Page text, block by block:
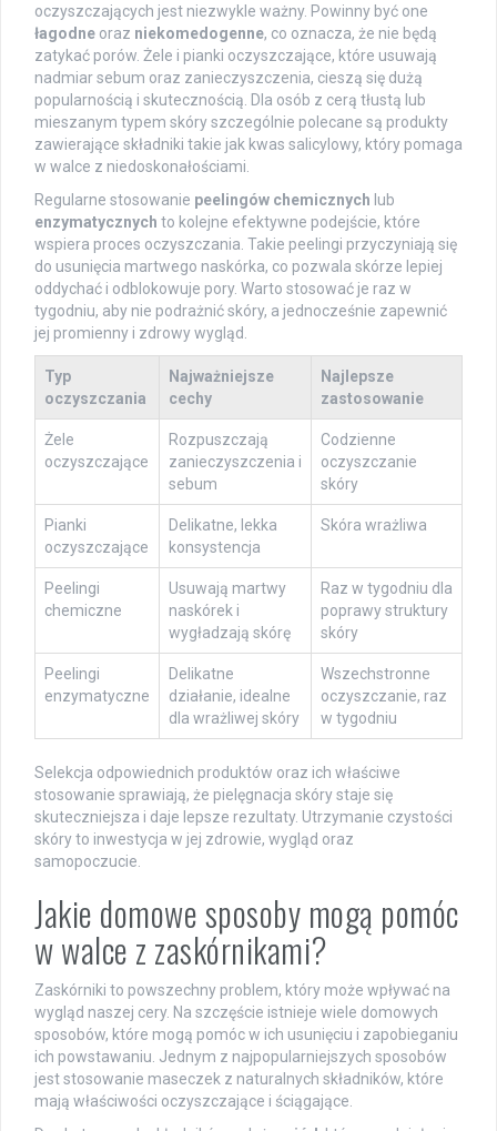
oczyszczających jest niezwykle ważny. Powinny być one
łagodne oraz niekomedogenne, co oznacza, że nie będą
zatykać porów. Żele i pianki oczyszczające, które usuwają
nadmiar sebum oraz zanieczyszczenia, cieszą się dużą
popularnością i skutecznością. Dla osób z cerą tłustą lub
mieszanym typem skóry szczególnie polecane są produkty
zawierające składniki takie jak kwas salicylowy, który pomaga
w walce z niedoskonałościami.
Regularne stosowanie peelingów chemicznych lub
enzymatycznych to kolejne efektywne podejście, które
wspiera proces oczyszczania. Takie peelingi przyczyniają się
do usunięcia martwego naskórka, co pozwala skórze lepiej
oddychać i odblokowuje pory. Warto stosować je raz w
tygodniu, aby nie podrażnić skóry, a jednocześnie zapewnić
jej promienny i zdrowy wygląd.
Typ
oczyszczania
Najważniejsze
cechy
Najlepsze
zastosowanie
Żele
oczyszczające
Rozpuszczają
zanieczyszczenia i
sebum
Codzienne
oczyszczanie
skóry
Pianki
oczyszczające
Delikatne, lekka
konsystencja
Skóra wrażliwa
Peelingi
chemiczne
Usuwają martwy
naskórek i
wygładzają skórę
Raz w tygodniu dla
poprawy struktury
skóry
Peelingi
enzymatyczne
Delikatne
działanie, idealne
dla wrażliwej skóry
Wszechstronne
oczyszczanie, raz
w tygodniu
Selekcja odpowiednich produktów oraz ich właściwe
stosowanie sprawiają, że pielęgnacja skóry staje się
skuteczniejsza i daje lepsze rezultaty. Utrzymanie czystości
skóry to inwestycja w jej zdrowie, wygląd oraz
samopoczucie.
Jakie domowe sposoby mogą pomóc
w walce z zaskórnikami?
Zaskórniki to powszechny problem, który może wpływać na
wygląd naszej cery. Na szczęście istnieje wiele domowych
sposobów, które mogą pomóc w ich usunięciu i zapobieganiu
ich powstawaniu. Jednym z najpopularniejszych sposobów
jest stosowanie maseczek z naturalnych składników, które
mają właściwości oczyszczające i ściągające.